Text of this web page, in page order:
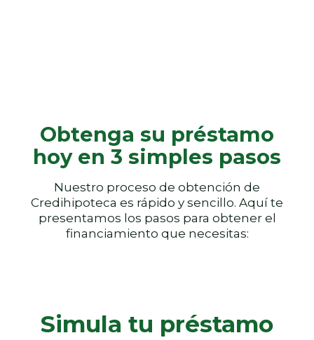
Obtenga su préstamo
hoy en 3 simples pasos
Nuestro proceso de obtención de
Credihipoteca es rápido y sencillo. Aquí te
presentamos los pasos para obtener el
financiamiento que necesitas:
Simula tu préstamo